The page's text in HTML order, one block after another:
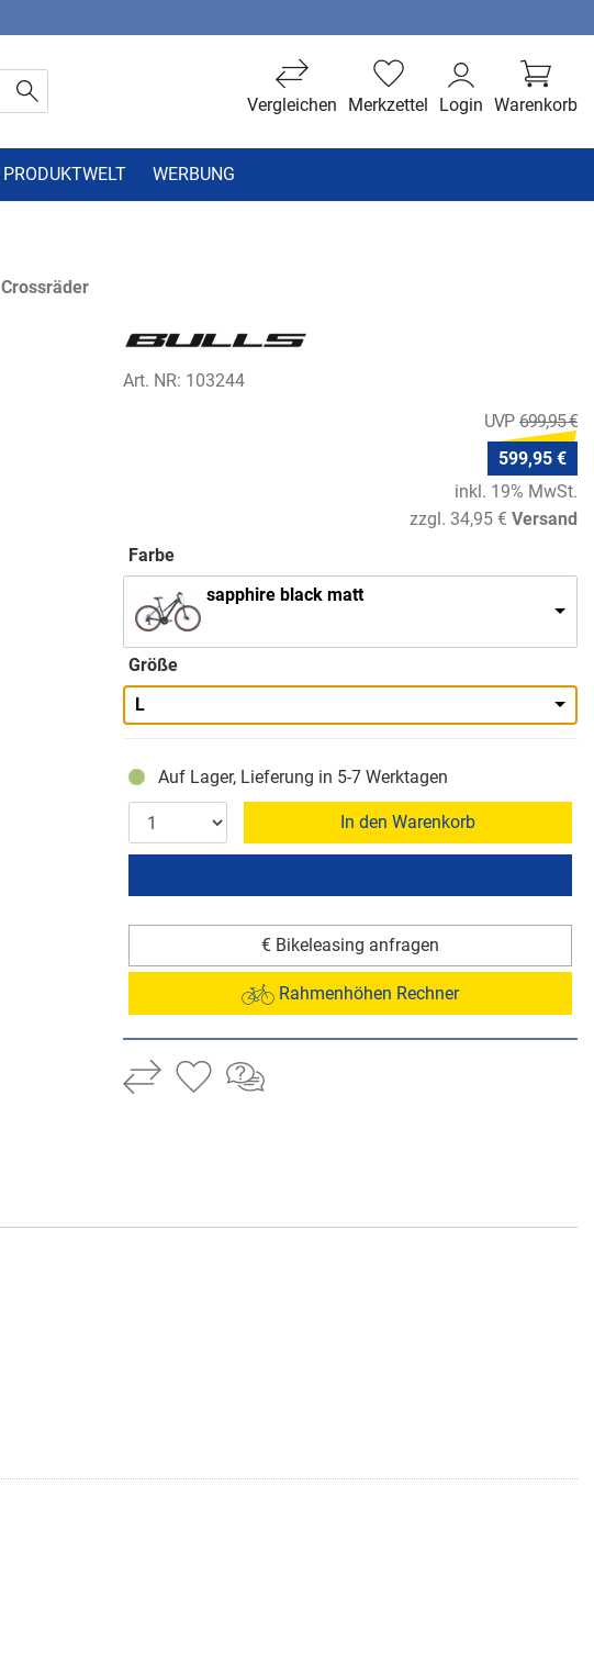
Warenkorb
Login
Merkzettel
Vergleichen
PRODUKTWELT WERBUNG
Crossräder
Art. NR: 103244
699,95 €
599,95 €
inkl. 19% MwSt.
zzgl. 34,95 € Versand
Farbe
sapphire black matt
Größe
L
Auf Lager, Lieferung in 5-7 Werktagen
In den Warenkorb
€ Bikeleasing anfragen
Rahmenhöhen Rechner